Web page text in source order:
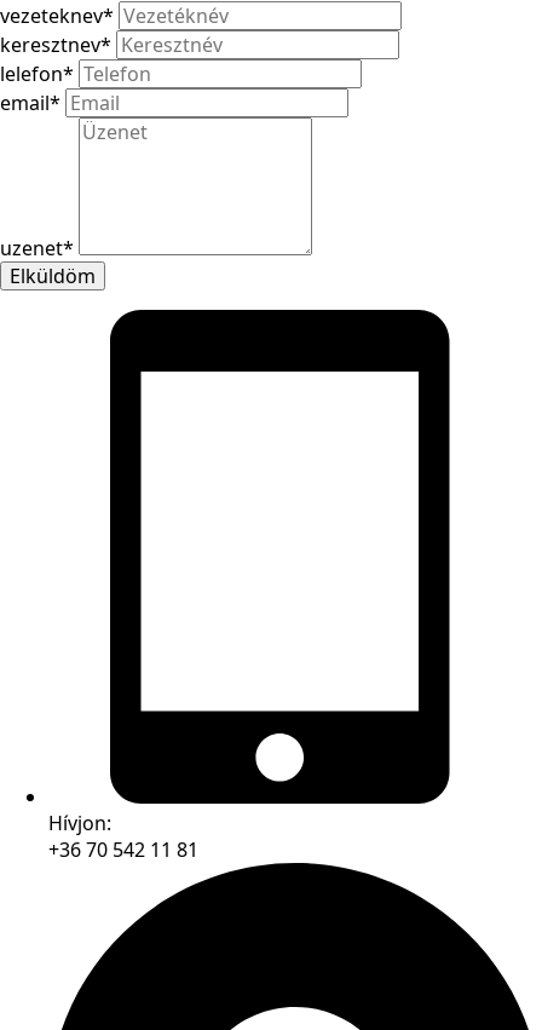
vezeteknev*
keresztnev*
lelefon*
email*
uzenet*
Elküldöm
Hívjon:
+36 70 542 11 81